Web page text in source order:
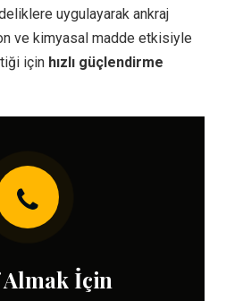
uygulayarak ankraj
ve kimyasal madde etkisiyle
için hızlı güçlendirme
İçin